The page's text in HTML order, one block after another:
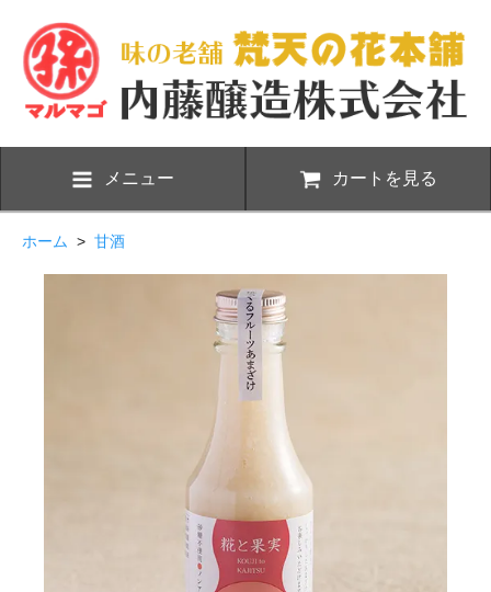
メニュー カートを見る
ホーム > 甘酒